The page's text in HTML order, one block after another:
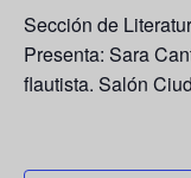
Sección de
Presenta: Sara
flautista. Salón